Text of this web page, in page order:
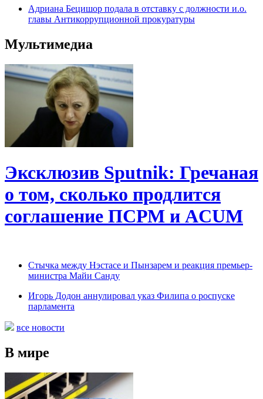
Адриана Бецишор подала в отставку с должности и.о.
главы Антикоррупционной прокуратуры
Мультимедиа
Эксклюзив Sputnik: Гречаная
о том, сколько продлится
соглашение ПСРМ и ACUM
Cтычка между Нэстасе и Пынзарем и реакция премьер-
министра Майи Санду
Игорь Додон аннулировал указ Филипа о роспуске
парламента
все новости
В мире